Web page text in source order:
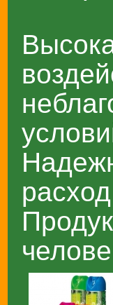
расход